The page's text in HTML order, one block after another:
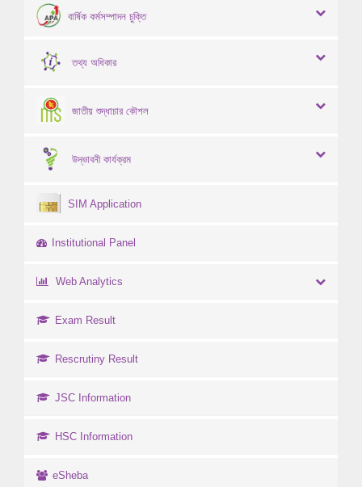
বার্ষিক কর্মসম্পাদন চুক্তি
তথ্য অধিকার
জাতীয় শুদ্ধাচার কৌশল
উদ্ভাবনী কার্যক্রম
SIM Application
Institutional Panel
Web Analytics
Exam Result
Rescrutiny Result
JSC Information
HSC Information
eSheba